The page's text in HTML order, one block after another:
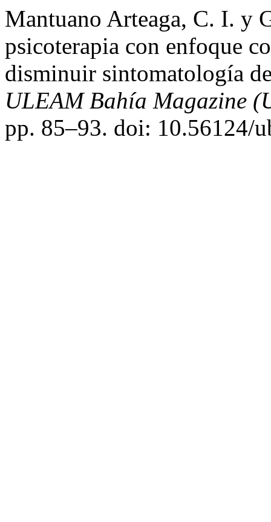
Mantuano Arteaga, C. I. y
psicoterapia con enfoque
disminuir sintomatología
ULEAM Bahía Magazine
pp. 85–93. doi: 10.56124/